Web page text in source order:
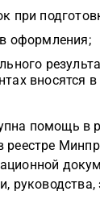
при
оформления;
вносятся
помощь в
реестре